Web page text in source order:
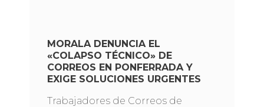
MORALA DENUNCIA EL
«COLAPSO TÉCNICO» DE
CORREOS EN PONFERRADA Y
EXIGE SOLUCIONES URGENTES
Trabajadores de Correos de